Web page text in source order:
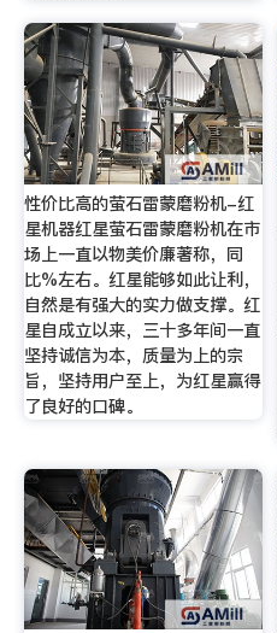
性价比高的萤石雷蒙磨粉机-红
星机器红星萤石雷蒙磨粉机在市
场上一直以物美价廉著称，同
比%左右。红星能够如此让利，
自然是有强大的实力做支撑。红
星自成立以来，三十多年间一直
坚持诚信为本，质量为上的宗
旨，坚持用户至上，为红星赢得
了良好的口碑。